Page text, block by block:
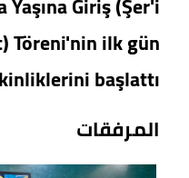
Töreni'nin ilk gün
başlattı.
المرفقات